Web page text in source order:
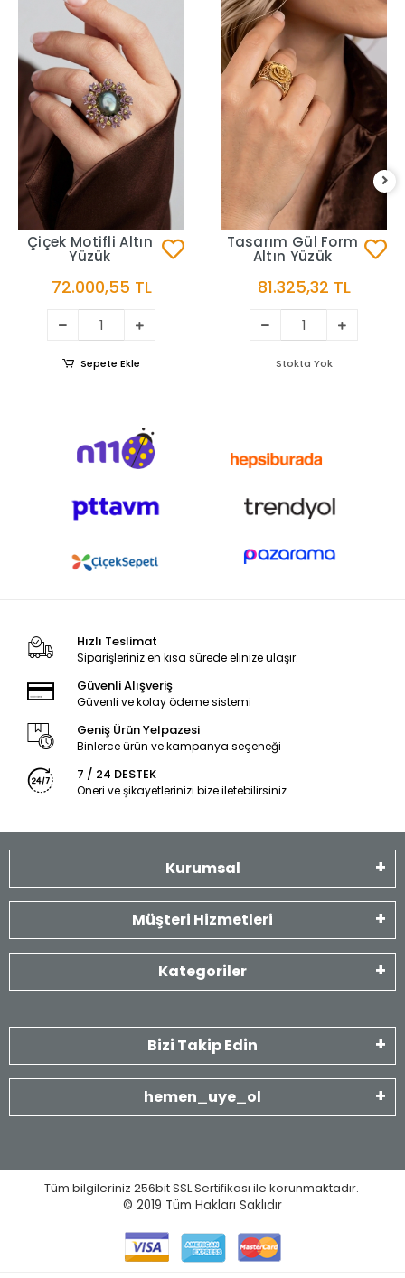
Çiçek Motifli Altın
Yüzük
72.000,55 TL
Sepete Ekle
Tasarım Gül Form
Altın Yüzük
81.325,32 TL
Stokta Yok
Hızlı Teslimat
Siparişleriniz en kısa sürede elinize ulaşır.
Güvenli Alışveriş
Güvenli ve kolay ödeme sistemi
Geniş Ürün Yelpazesi
Binlerce ürün ve kampanya seçeneği
7 / 24 DESTEK
Öneri ve şikayetlerinizi bize iletebilirsiniz.
Kurumsal
Müşteri Hizmetleri
Kategoriler
Bizi Takip Edin
hemen_uye_ol
Tüm bilgileriniz 256bit SSL Sertifikası ile korunmaktadır.
© 2019 Tüm Hakları Saklıdır